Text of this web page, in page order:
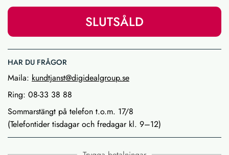
SLUTSÅLD
HAR DU FRÅGOR
Maila: kundtjanst@digidealgroup.se
Ring: 08-33 38 88
Sommarstängt på telefon t.o.m. 17/8
(Telefontider tisdagar och fredagar kl. 9–12)